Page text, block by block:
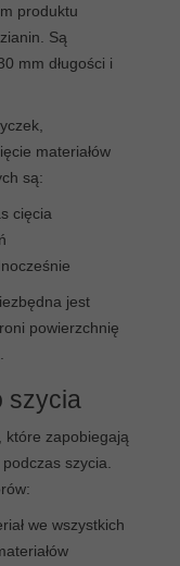
produktu
Są
mm długości i
materiałów
są:
cięcia
jest
powierzchnię
szycia
które zapobiegają
szycia.
we wszystkich